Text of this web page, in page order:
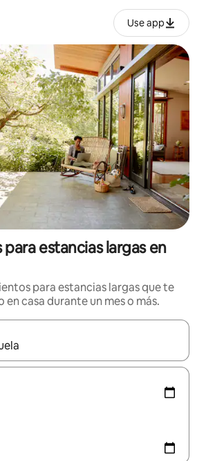
Use app
estancias largas en
para estancias largas que te
en casa durante un mes o más.
estén disponibles, podrás navegar